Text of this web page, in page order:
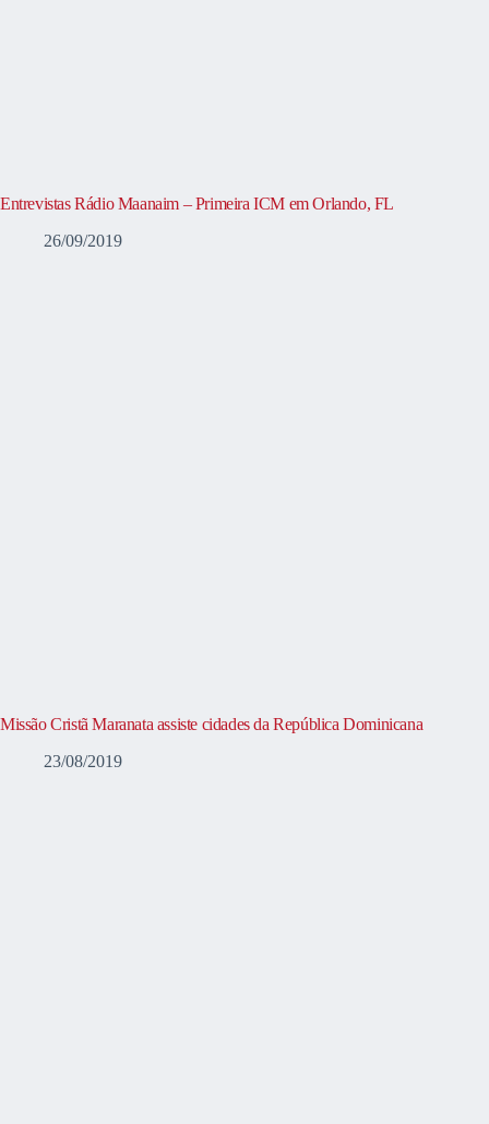
Entrevistas Rádio Maanaim – Primeira ICM em Orlando, FL
26/09/2019
Missão Cristã Maranata assiste cidades da República Dominicana
23/08/2019